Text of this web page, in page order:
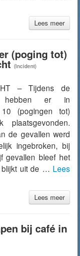
Lees meer
(poging tot)
(Incident)
– Tijdens de
hebben er in
10 (pogingen tot)
plaatsgevonden.
de gevallen werd
ingebroken, bij
gevallen bleef het
blijkt uit de … Lees
Lees meer
bij café in